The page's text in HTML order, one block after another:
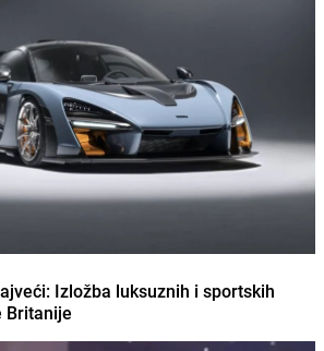
Izložba luksuznih i sportskih
Britanije